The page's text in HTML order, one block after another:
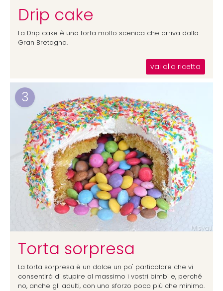
Drip cake
La Drip cake è una torta molto scenica che arriva dalla
Gran Bretagna.
vai alla ricetta
3
Torta sorpresa
La torta sorpresa è un dolce un po' particolare che vi
consentirà di stupire al massimo i vostri bimbi e, perché
no, anche gli adulti, con uno sforzo poco più che minimo.